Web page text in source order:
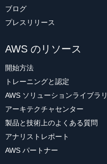
ブログ
プレスリリース
AWS のリソース
開始方法
トレーニングと認定
AWS ソリューションライブラリ
アーキテクチャセンター
製品と技術上のよくある質問
アナリストレポート
AWS パートナー